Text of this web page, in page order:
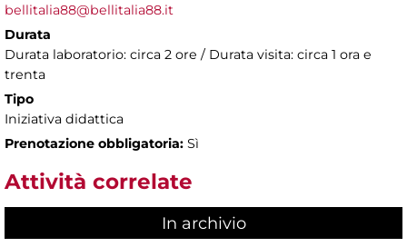
bellitalia88@bellitalia88.it
Durata
Durata laboratorio: circa 2 ore / Durata visita: circa 1 ora e
trenta
Tipo
Iniziativa didattica
Prenotazione obbligatoria: Sì
Attività correlate
In archivio